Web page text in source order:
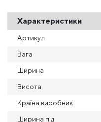
Характеристики
Артикул
Вага
Ширина
Висота
Країна виробник
Ширина під